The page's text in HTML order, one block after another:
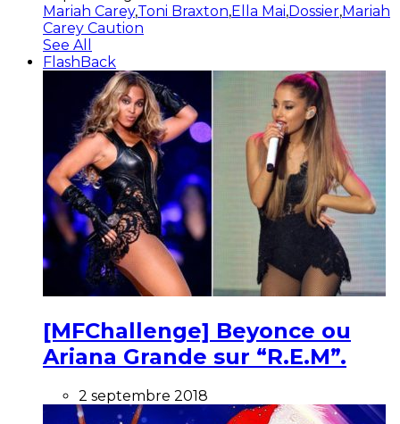
Mariah Carey,Toni Braxton,Ella Mai,Dossier,Mariah
Carey Caution
See All
FlashBack
[MFChallenge] Beyonce ou
Ariana Grande sur “R.E.M”.
2 septembre 2018